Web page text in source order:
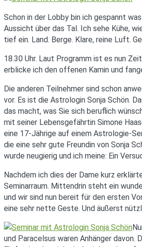
Schon in der Lobby bin ich gespannt
Aussicht über das Tal. Ich sehe Kühe,
tief ein. Land. Berge. Klare, reine Luft.
18.30 Uhr. Laut Programm ist es nun
erblicke ich den offenen Kamin und
Die anderen Teilnehmer sind schon
vor. Es ist die Astrologin Sonja Schön.
das macht, was Sie sich beruflich
mit seiner Lebensgefährtin Simone
eine 17-Jährige auf einem Astrologie-
die eine sehr gute Freundin von Sonja
wurde neugierig und ich meine: Ein
Nachdem ich dies der Dame kurz
Seminarraum. Mittendrin steht ein
und wir sind nun bereit für den ersten
eine sehr nette Geste. Und äußerst
und Paracelsus waren Anhänger